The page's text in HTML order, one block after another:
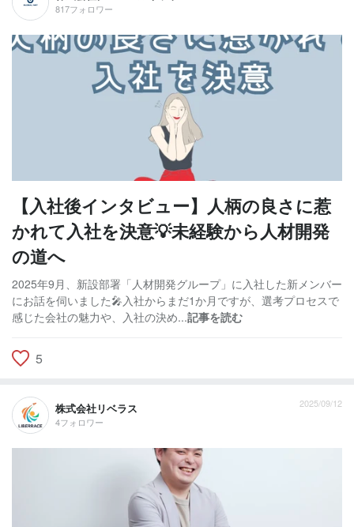
817フォロワー
【入社後インタビュー】人柄の良さに惹
かれて入社を決意💡未経験から人材開発
の道へ
2025年9月、新設部署「人材開発グループ」に入社した新メンバー
にお話を伺いました🎤入社からまだ1か月ですが、選考プロセスで
感じた会社の魅力や、入社の決め...記事を読む
5
株式会社リベラス
4フォロワー
2025/09/12